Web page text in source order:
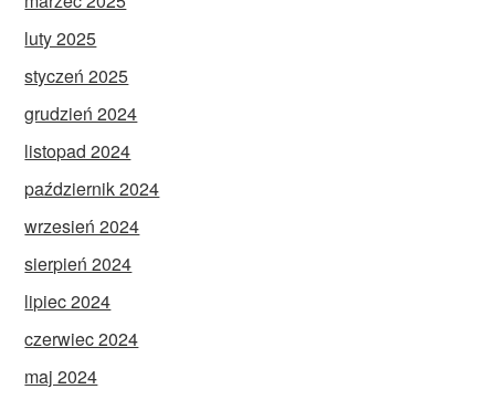
luty 2025
styczeń 2025
grudzień 2024
listopad 2024
październik 2024
wrzesień 2024
sierpień 2024
lipiec 2024
czerwiec 2024
maj 2024